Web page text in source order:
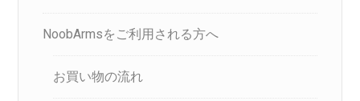
NoobArmsをご利用される方へ
お買い物の流れ